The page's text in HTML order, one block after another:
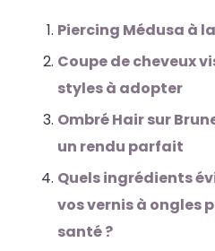
Piercing Médusa à
Coupe de cheveux
styles à adopter
Ombré Hair sur
un rendu parfait
Quels ingrédients
vos vernis à ongles
santé ?